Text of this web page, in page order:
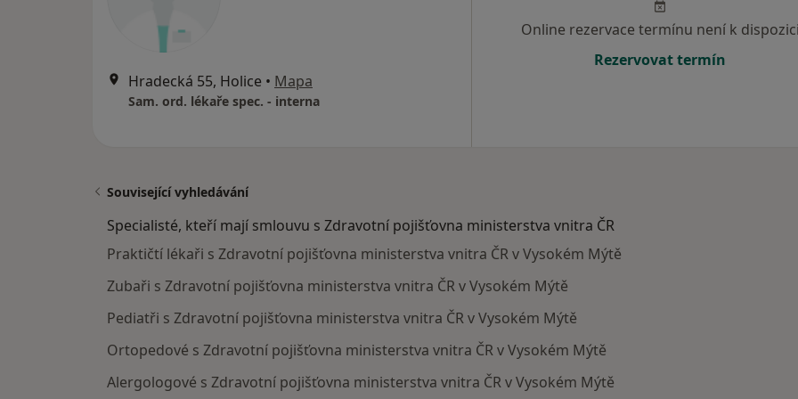
Hradecká 55, Holice • Mapa
Sam. ord. lékaře spec. - interna
Online rezervace termínu není k
Rezervovat termín
Související vyhledávání
Specialisté, kteří mají smlouvu s Zdravotní pojišťovna ministerstva vnitra ČR
Praktičtí lékaři s Zdravotní pojišťovna ministerstva vnitra ČR v Vysokém Mýtě
Zubaři s Zdravotní pojišťovna ministerstva vnitra ČR v Vysokém Mýtě
Pediatři s Zdravotní pojišťovna ministerstva vnitra ČR v Vysokém Mýtě
Ortopedové s Zdravotní pojišťovna ministerstva vnitra ČR v Vysokém Mýtě
Alergologové s Zdravotní pojišťovna ministerstva vnitra ČR v Vysokém Mýtě